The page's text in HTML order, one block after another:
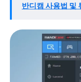
반디캠 사용법 및